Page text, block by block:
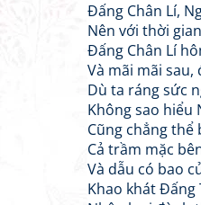
Đấng Chân Lí,
Nên với thời
Đấng Chân Lí
Và mãi mãi sau,
Dù ta ráng sức
Không sao hiểu
Cũng chẳng thể
Cả trầm mặc
Và dẫu có bao
Khao khát Đấng